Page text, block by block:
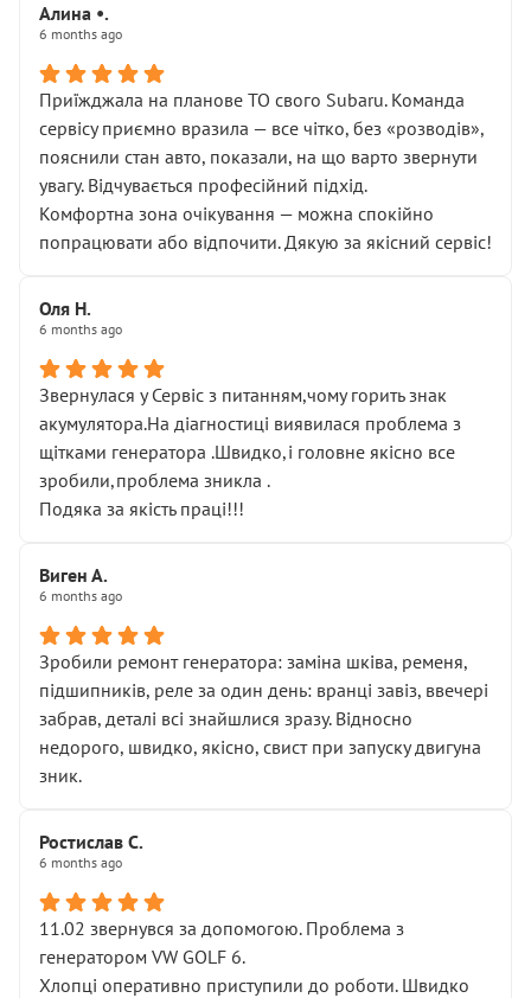
Алина •.
6 months ago
Приїжджала на планове ТО свого Subaru. Команда
сервісу приємно вразила — все чітко, без «розводів»,
пояснили стан авто, показали, на що варто звернути
увагу. Відчувається професійний підхід.
Комфортна зона очікування — можна спокійно
попрацювати або відпочити. Дякую за якісний сервіс!
Оля Н.
6 months ago
Звернулася у Сервіс з питанням,чому горить знак
акумулятора.На діагностиці виявилася проблема з
щітками генератора .Швидко,і головне якісно все
зробили,проблема зникла .
Подяка за якість праці!!!
Виген А.
6 months ago
Зробили ремонт генератора: заміна шківа, ременя,
підшипників, реле за один день: вранці завіз, ввечері
забрав, деталі всі знайшлися зразу. Відносно
недорого, швидко, якісно, свист при запуску двигуна
зник.
Ростислав С.
6 months ago
11.02 звернувся за допомогою. Проблема з
генератором VW GOLF 6.
Хлопці оперативно приступили до роботи. Швидко